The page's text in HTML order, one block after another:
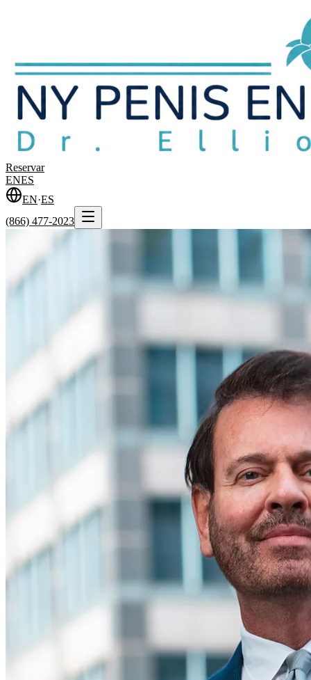
Reservar
ENES
EN·ES
(866) 477-2023